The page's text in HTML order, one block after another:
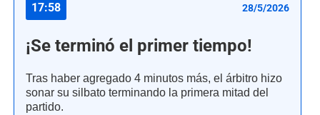
17:58 28/5/2026
¡Se terminó el primer tiempo!
Tras haber agregado 4 minutos más, el árbitro hizo
sonar su silbato terminando la primera mitad del
partido.